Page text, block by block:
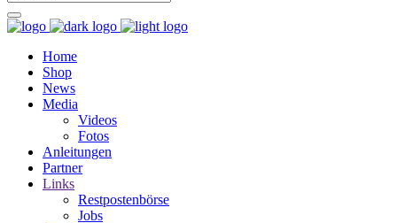
Home
Shop
News
Media
Videos
Fotos
Anleitungen
Partner
Links
Restpostenbörse
Jobs